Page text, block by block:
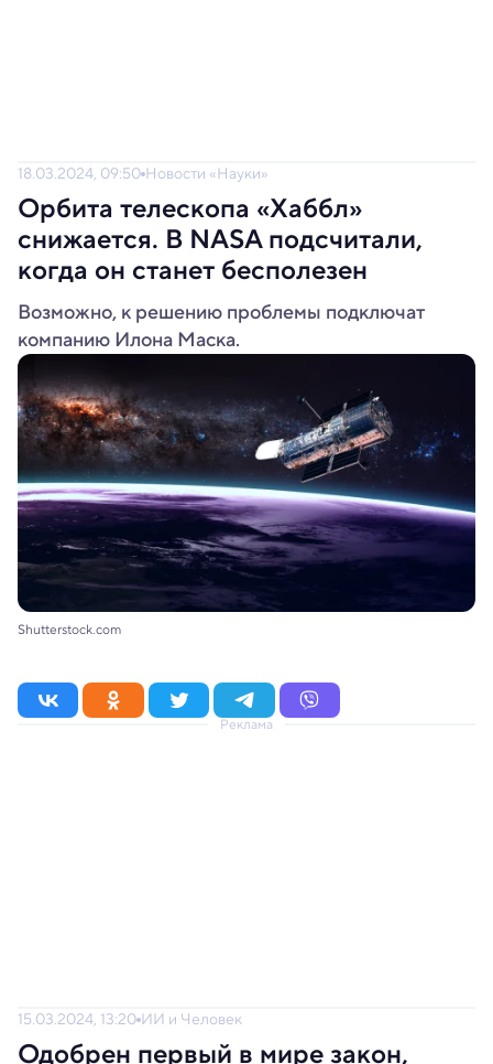
18.03.2024, 09:50 Новости «Науки»
Орбита телескопа «Хаббл»
снижается. В NASA подсчитали,
когда он станет бесполезен
Возможно, к решению проблемы подключат
компанию Илона Маска.
Shutterstock.com
Реклама
15.03.2024, 13:20 ИИ и Человек
Одобрен первый в мире закон,